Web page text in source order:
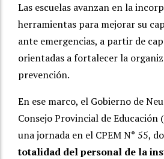
Las escuelas avanzan en la
herramientas para mejorar su
ante emergencias, a partir de
orientadas a fortalecer la
prevención.
En ese marco, el Gobierno de
Consejo Provincial de Educación
una jornada en el CPEM N° 55,
totalidad del personal de la